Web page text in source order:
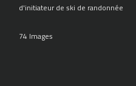
d'initiateur de ski de randonnée
74 Images